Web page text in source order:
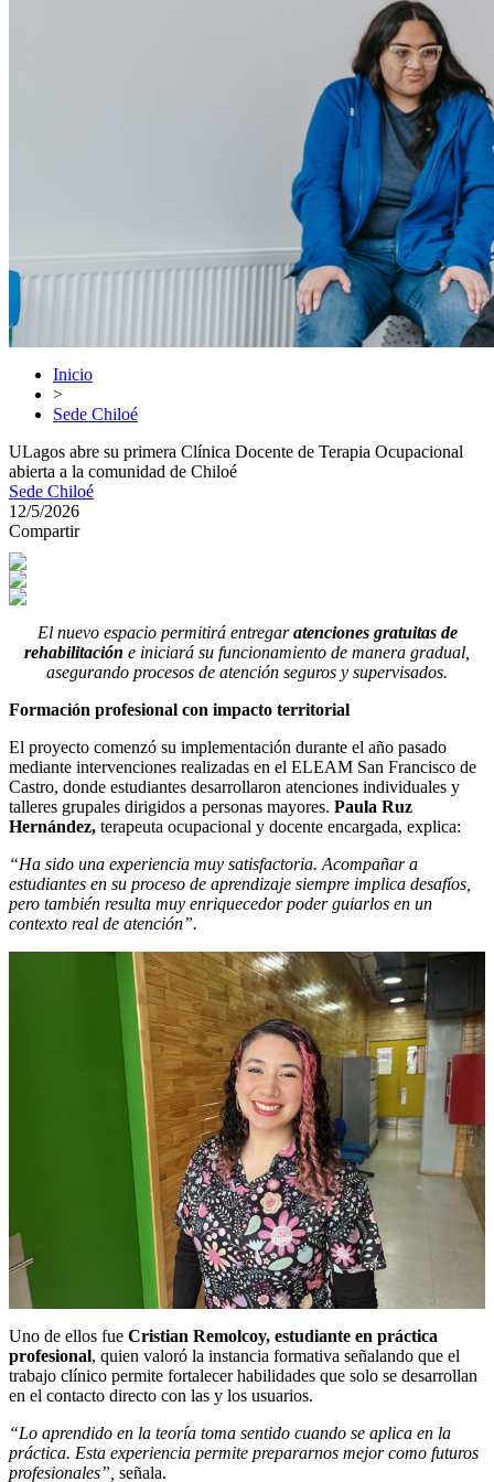
Inicio
>
Sede Chiloé
ULagos abre su primera Clínica Docente de Terapia Ocupacional
abierta a la comunidad de Chiloé
Sede Chiloé
12/5/2026
Compartir
El nuevo espacio permitirá entregaratenciones gratuitas de
rehabilitación e iniciará su funcionamiento de manera gradual,
asegurando procesos de atención seguros y supervisados.
Formación profesional con impacto territorial
El proyecto comenzó su implementación durante el año pasado
mediante intervenciones realizadas en el ELEAM San Francisco de
Castro, donde estudiantes desarrollaron atenciones individuales y
talleres grupales dirigidos a personas mayores. Paula Ruz
Hernández, terapeuta ocupacional y docente encargada, explica:
“Ha sido una experiencia muy satisfactoria. Acompañar a
estudiantes en su proceso de aprendizaje siempre implica desafíos,
pero también resulta muy enriquecedor poder guiarlos en un
contexto real de atención”.
Uno de ellos fue Cristian Remolcoy, estudiante en práctica
profesional, quien valoró la instancia formativa señalando que el
trabajo clínico permite fortalecer habilidades que solo se desarrollan
en el contacto directo con las y los usuarios.
“Lo aprendido en la teoría toma sentido cuando se aplica en la
práctica. Esta experiencia permite prepararnos mejor como futuros
profesionales”, señala.